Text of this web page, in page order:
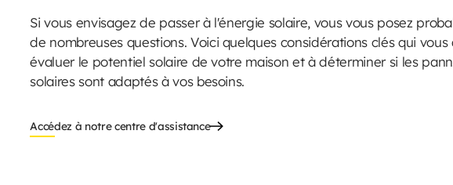
Si vous envisagez de passer à l'énergie solaire, vous vous posez
de nombreuses questions. Voici quelques considérations clés qui
évaluer le potentiel solaire de votre maison et à déterminer si les
solaires sont adaptés à vos besoins.
Accédez à notre centre d'assistance